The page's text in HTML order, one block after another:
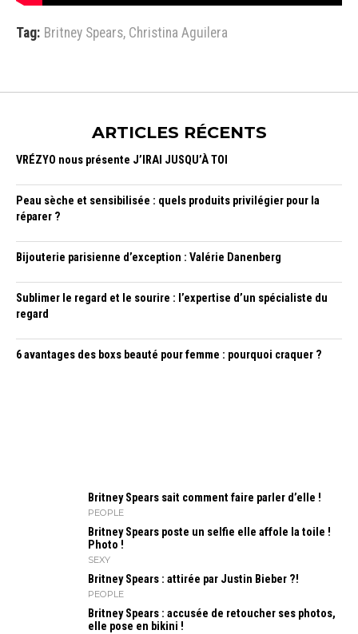
Tag: Britney Spears, Christina Aguilera
ARTICLES RÉCENTS
VRÉZYO nous présente J’IRAI JUSQU’À TOI
Peau sèche et sensibilisée : quels produits privilégier pour la
réparer ?
Bijouterie parisienne d’exception : Valérie Danenberg
Sublimer le regard et le sourire : l’expertise d’un spécialiste du
regard
6 avantages des boxs beauté pour femme : pourquoi craquer ?
Britney Spears sait comment faire parler d’elle !
PEOPLE
Britney Spears poste un selfie elle affole la toile !
Photo !
SEXY
Britney Spears : attirée par Justin Bieber ?!
PEOPLE
Britney Spears : accusée de retoucher ses photos,
elle pose en bikini !